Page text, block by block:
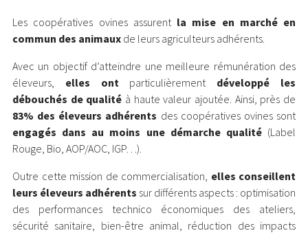
Les coopératives ovines assurent la mise en marché en
commun des animaux de leurs agriculteurs adhérents.
Avec un objectif d’atteindre une meilleure rémunération des
éleveurs, elles ont particulièrement développé les
débouchés de qualité à haute valeur ajoutée. Ainsi, près de
83% des éleveurs adhérents des coopératives ovines sont
engagés dans au moins une démarche qualité(Label
Rouge, Bio, AOP/AOC, IGP…).
Outre cette mission de commercialisation, elles conseillent
leurs éleveurs adhérents sur différents aspects : optimisation
des performances technico économiques des ateliers,
sécurité sanitaire, bien-être animal, réduction des impacts